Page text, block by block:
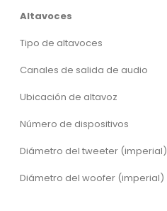
Altavoces
Tipo de altavoces
Canales de salida de audio
Ubicación de altavoz
Número de dispositivos
Diámetro del tweeter (imperial)
Diámetro del woofer (imperial)